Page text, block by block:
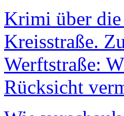
Krimi über die
Kreisstraße.
Werftstraße:
Rücksicht